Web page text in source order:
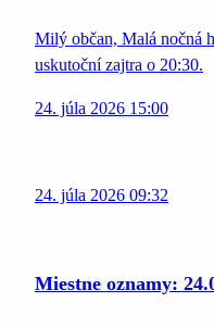
Milý občan, Malá nočná
uskutoční zajtra o 20:30.
24. júla 2026 15:00
24. júla 2026 09:32
Miestne oznamy: